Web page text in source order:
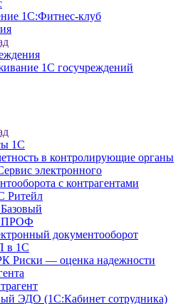
1С:Фитнес-клуб
1С госучреждений
1С
в контролирующие органы
электронного
с контрагентами
Ритейл
ПРОФ
документооборот
в 1С
Риски — оценка надежности
ЭДО (1С:Кабинет сотрудника)